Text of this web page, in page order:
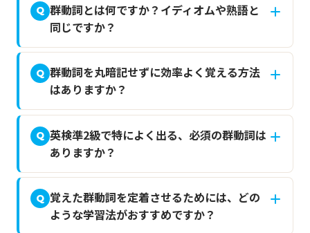
Q 群動詞とは何ですか？イディオムや熟語と
同じですか？
Q 群動詞を丸暗記せずに効率よく覚える方法
はありますか？
Q 英検準2級で特によく出る、必須の群動詞は
ありますか？
Q 覚えた群動詞を定着させるためには、どの
ような学習法がおすすめですか？